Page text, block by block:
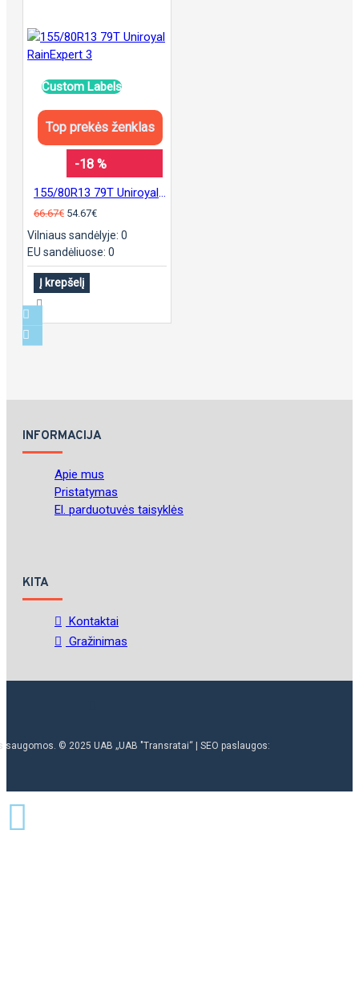
Custom Labels
Top prekės ženklas
-18 %
66.67€ 54.67€
Vilniaus sandėlyje: 0
EU sandėliuose: 0
Į krepšelį
INFORMACIJA
Apie mus
Pristatymas
El. parduotuvės taisyklės
KITA
Kontaktai
Gražinimas
saugomos. © 2025 UAB „UAB "Transratai“ | SEO paslaugos: